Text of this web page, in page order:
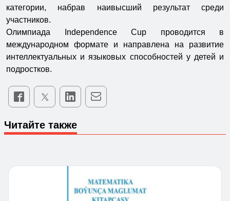
категории, набрав наивысший результат среди
участников.
Олимпиада Independence Cup проводится в
международном формате и направлена на развитие
интеллектуальных и языковых способностей у детей и
подростков.
Читайте также